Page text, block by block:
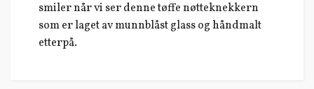
smiler når vi ser denne tøffe nøtteknekkern
som er laget av munnblåst glass og håndmalt
etterpå.